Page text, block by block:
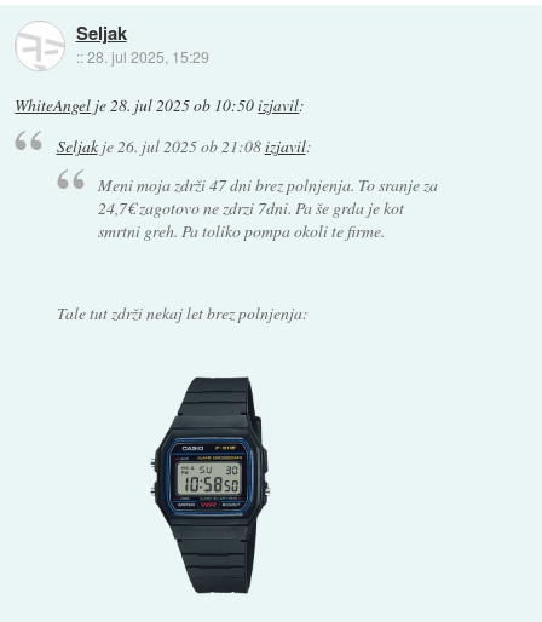
Seljak
::28. jul 2025, 15:29
WhiteAngel je28. jul 2025 ob 10:50izjavil:
Seljakje 26. jul 2025 ob 21:08izjavil:
Meni moja zdrži 47 dni brez polnjenja. To sranje za
24,7€ zagotovo ne zdrzi 7dni. Pa še grda je kot
smrtni greh. Pa toliko pompa okoli te firme.
Tale tut zdrži nekaj let brez polnjenja: